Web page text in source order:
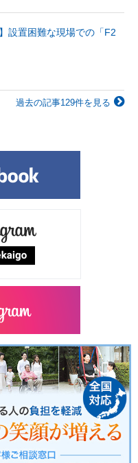
設置困難な現場での「F2
過去の記事129件を見る